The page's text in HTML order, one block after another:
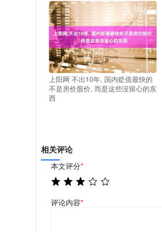
上阳网 不出10年, 国内贬值最快的
不是房价股价, 而是这些没留心的东
西
相关评论
本文评分*
评论内容*